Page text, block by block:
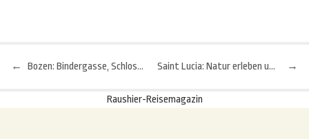
Beitragsnavigation
← Bozen: Bindergasse, Schloss Maretsch und die Weinkost →
Saint Lucia: Natur erleben und bewusst reisen
Raushier-Reisemagazin